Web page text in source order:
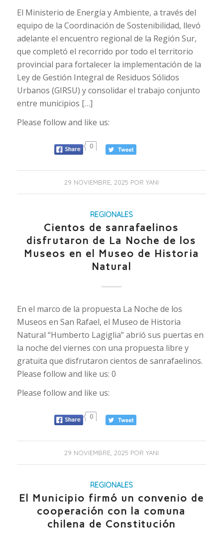
El Ministerio de Energía y Ambiente, a través del
equipo de la Coordinación de Sostenibilidad, llevó
adelante el encuentro regional de la Región Sur,
que completó el recorrido por todo el territorio
provincial para fortalecer la implementación de la
Ley de Gestión Integral de Residuos Sólidos
Urbanos (GIRSU) y consolidar el trabajo conjunto
entre municipios […]
Please follow and like us:
0
29 NOVIEMBRE, 2025 POR YANI
REGIONALES
Cientos de sanrafaelinos
disfrutaron de La Noche de los
Museos en el Museo de Historia
Natural
En el marco de la propuesta La Noche de los
Museos en San Rafael, el Museo de Historia
Natural “Humberto Lagiglia” abrió sus puertas en
la noche del viernes con una propuesta libre y
gratuita que disfrutaron cientos de sanrafaelinos.
Please follow and like us: 0
Please follow and like us:
0
29 NOVIEMBRE, 2025 POR YANI
REGIONALES
El Municipio firmó un convenio de
cooperación con la comuna
chilena de Constitución